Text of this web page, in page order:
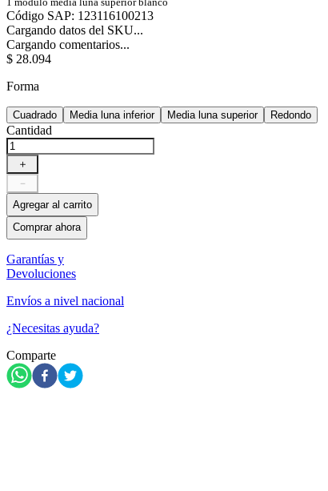
Código SAP: 123116100213
Cargando datos del SKU...
Cargando comentarios...
$ 28.094
Forma
Cuadrado Media luna inferior Media luna superior Redondo
Cantidad
＋
－
Agregar al carrito
Comprar ahora
Garantías y
Devoluciones
Envíos a nivel nacional
¿Necesitas ayuda?
Comparte